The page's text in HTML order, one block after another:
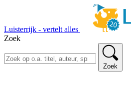
Luisterrijk - vertelt alles
Zoek
Zoek